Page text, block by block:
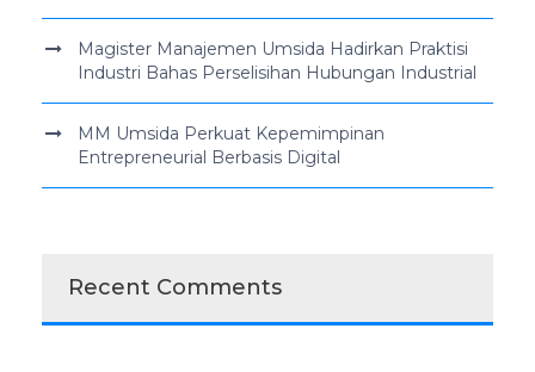
Magister Manajemen Umsida Hadirkan Praktisi
Industri Bahas Perselisihan Hubungan Industrial
MM Umsida Perkuat Kepemimpinan
Entrepreneurial Berbasis Digital
Recent Comments